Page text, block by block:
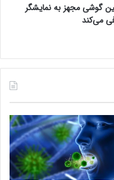
گوشی مجهز به نمایشگر
می‌کند